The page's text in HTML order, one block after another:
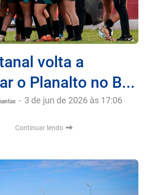
volta a
o Planalto no B...
- 3 de jun de 2026 às 17:06
Continuar lendo